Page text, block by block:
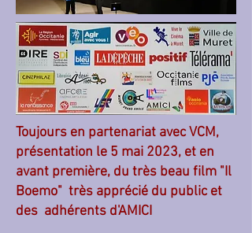
Toujours en partenariat avec VCM,
présentation le 5 mai 2023, et en
avant première, du très beau film "Il
Boemo" très apprécié du public et
des adhérents d'AMICI